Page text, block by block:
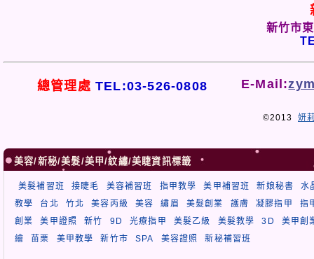
新竹市
總管理處 TEL:03-526-0808 E-Mail:
©2013 妍
美容/新秘/美髮/美甲/紋繡/美睫資訊標籤
美髮補習班 接睫毛 美容補習班 指甲教學 美甲補習班 新娘秘書
水
教學
台北 竹北 美容丙級 美容 繡眉 美髮創業 護膚 凝膠指甲
指
創業
美甲證照 新竹 9D 光療指甲 美髮乙級 美髮教學 3D
美甲創
繪
苗栗 美甲教學 新竹市 SPA 美容證照 新秘補習班